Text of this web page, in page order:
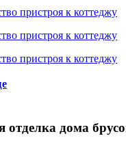
отделка дома